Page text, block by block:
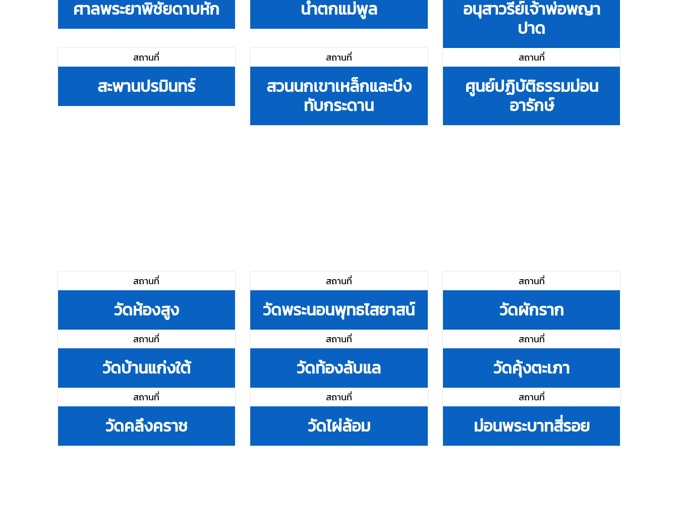
ศาลพระยาพิชัยดาบหัก น้ำตกแม่พูล อนุสาวรีย์เจ้าพ่อพญา
ปาด
สถานที่
สะพานปรมินทร์
สถานที่
สวนนกเขาเหล็กและบึง
ทับกระดาน
สถานที่
ศูนย์ปฏิบัติธรรมม่อน
อารักษ์
สถานที่
วัดห้องสูง
สถานที่
วัดพระนอนพุทธไสยาสน์
สถานที่
วัดผักราก
สถานที่
วัดบ้านแก่งใต้
สถานที่
วัดท้องลับแล
สถานที่
วัดคุ้งตะเภา
สถานที่
วัดคลึงคราช
สถานที่
วัดไผ่ล้อม
สถานที่
ม่อนพระบาทสี่รอย